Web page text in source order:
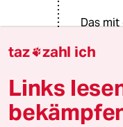
Das
Eis, da
auch
taz zahl ich
Links